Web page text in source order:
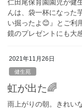
仁田尾保育園園児が健
んは、袋一杯になった
い掘ったよ😊』とご利
鏡のプレゼントにも大
2021年11月26日
健生苑
虹が出た🌈
雨上がりの朝。きれい